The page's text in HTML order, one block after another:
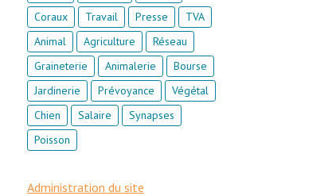
Coraux
Travail Presse
TVA
Animal
Agriculture
Réseau
Graineterie
Animalerie
Bourse
Jardinerie
Prévoyance
Végétal
Chien
Salaire
Synapses
Poisson
Administration du site